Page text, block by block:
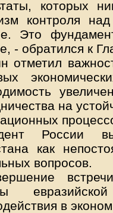
которых
контроля
Это
- обратился к
отметил
на
России
как
вопросов.
в